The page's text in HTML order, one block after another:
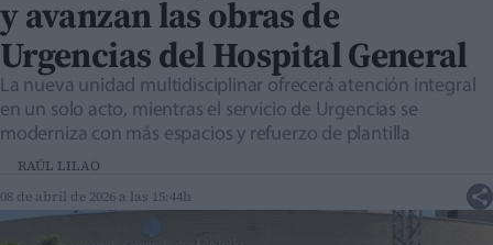
y avanzan las obras de
Urgencias del Hospital General
La nueva unidad multidisciplinar ofrecerá atención integral
en un solo acto, mientras el servicio de Urgencias se
moderniza con más espacios y refuerzo de plantilla
RAÚL LILAO
08 de abril de 2026 a las 15:44h